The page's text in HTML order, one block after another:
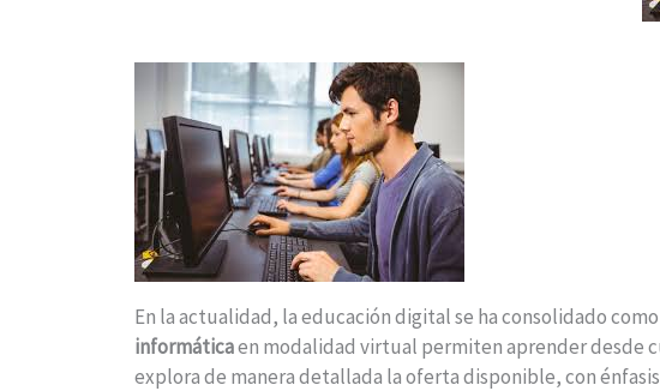
En la actualidad, la educación digital se ha consolidado
informáticaen modalidad virtual permiten aprender desde
explora de manera detallada la oferta disponible, con